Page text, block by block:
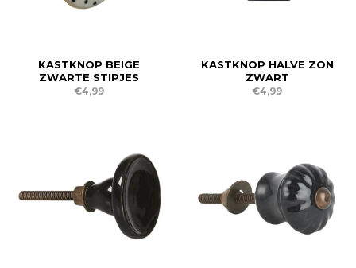
KASTKNOP BEIGE
ZWARTE STIPJES
€4,99
KASTKNOP HALVE ZON
ZWART
€4,99